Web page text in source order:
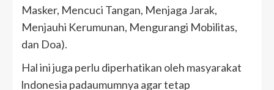
Masker, Mencuci Tangan, Menjaga Jarak,
Menjauhi Kerumunan, Mengurangi Mobilitas,
dan Doa).
Hal ini juga perlu diperhatikan oleh masyarakat
lndonesia padaumumnya agar tetap